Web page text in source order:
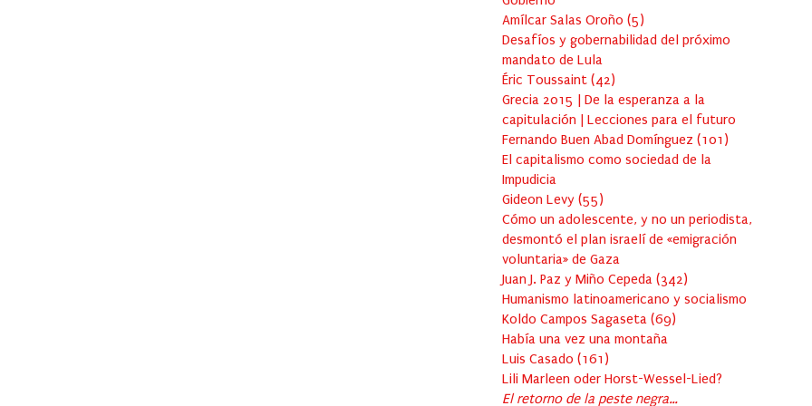
Amílcar Salas Oroño (5)
Desafíos y gobernabilidad del próximo
mandato de Lula
Éric Toussaint (42)
Grecia 2015 | De la esperanza a la
capitulación | Lecciones para el futuro
Fernando Buen Abad Domínguez (101 )
El capitalismo como sociedad de la
Impudicia
Gideon Levy (55)
Cómo un adolescente, y no un periodista,
desmontó el plan israelí de «emigración
voluntaria» de Gaza
Juan J. Paz y Miño Cepeda (342)
Humanismo latinoamericano y socialismo
Koldo Campos Sagaseta (69)
Había una vez una montaña
Luis Casado (161 )
Lili Marleen oder Horst-Wessel-Lied?
El retorno de la peste negra…